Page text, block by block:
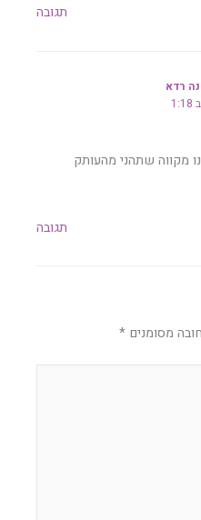
תגובה
רדא
מקווה שתהני מהעותק
תגובה
מסומנים *